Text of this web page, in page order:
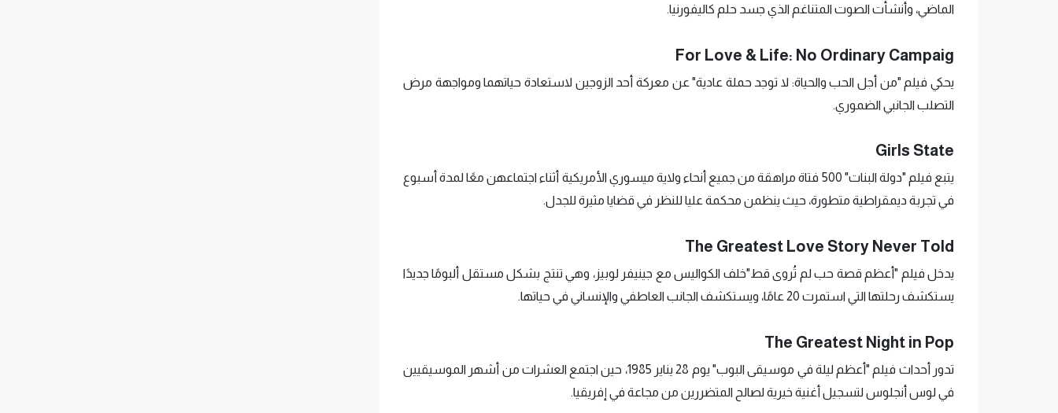
الماضي، ​​وأنشأت الصوت المتناغم الذي جسد حلم كاليفورنيا.
For Love & Life: No Ordinary Campaig
يحكي فيلم "من أجل الحب والحياة: لا توجد حملة عادية" عن معركة أحد الزوجين لاستعادة حياتهما ومواجهة مرض
التصلب الجانبي الضموري.
Girls State
يتبع فيلم "دولة البنات" 500 فتاة مراهقة من جميع أنحاء ولاية ميسوري الأمريكية أثناء اجتماعهن معًا لمدة أسبوع
في تجربة ديمقراطية متطورة، حيث ينظمن محكمة عليا للنظر في قضايا مثيرة للجدل.
The Greatest Love Story Never Told
يدخل فيلم "أعظم قصة حب لم تُروى قط"خلف الكواليس مع جينيفر لوبيز، وهي تنتج بشكل مستقل ألبومًا جديدًا
يستكشف رحلتها التي استمرت 20 عامًا، ويستكشف الجانب العاطفي والإنساني في حياتها.
The Greatest Night in Pop
تدور أحداث فيلم "أعظم ليلة في موسيقى البوب" يوم 28 يناير 1985، حين اجتمع العشرات من أشهر الموسيقيين
في لوس أنجلوس لتسجيل أغنية خيرية لصالح المتضررين من مجاعة في إفريقيا.